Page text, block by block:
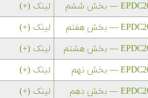
لینک (+)
لینک (+)
لینک (+)
لینک (+)
لینک (+)